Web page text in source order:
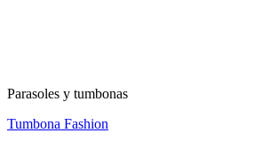
Parasoles y tumbonas
Tumbona Fashion